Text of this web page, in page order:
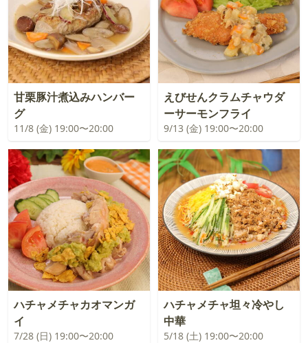
甘栗豚汁煮込みハンバー
グ
11/8 (金) 19:00〜20:00
えびせんクラムチャウダ
ーサーモンフライ
9/13 (金) 19:00〜20:00
ハチャメチャカオマンガ
イ
7/28 (日) 19:00〜20:00
ハチャメチャ坦々冷やし
中華
5/18 (土) 19:00〜20:00